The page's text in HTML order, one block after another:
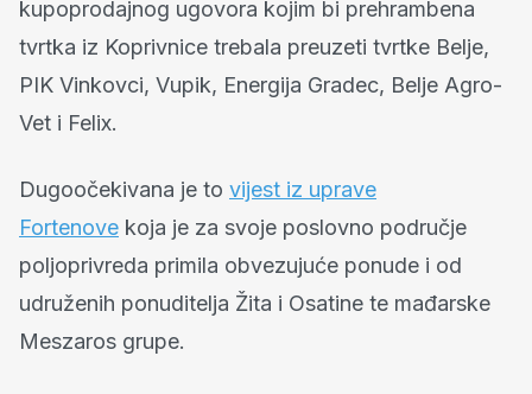
kupoprodajnog ugovora kojim bi prehrambena
tvrtka iz Koprivnice trebala preuzeti tvrtke Belje,
PIK Vinkovci, Vupik, Energija Gradec, Belje Agro-
Vet i Felix.
Dugoočekivana je to vijest iz uprave
Fortenove koja je za svoje poslovno područje
poljoprivreda primila obvezujuće ponude i od
udruženih ponuditelja Žita i Osatine te mađarske
Meszaros grupe.